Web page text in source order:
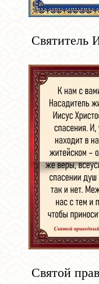
Святитель
Святой